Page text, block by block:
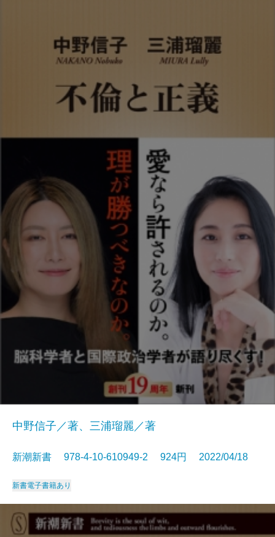
中野信子／著、三浦瑠麗／著
新潮新書 978-4-10-610949-2 924円 2022/04/18
新書電子書籍あり